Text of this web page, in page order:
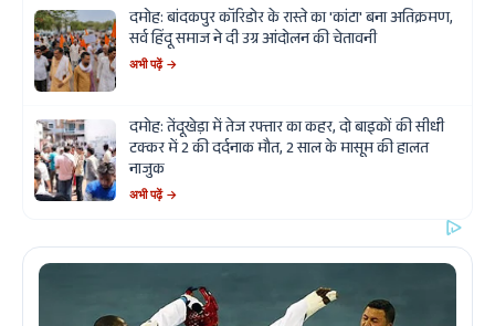
दमोह: बांदकपुर कॉरिडोर के रास्ते का 'कांटा' बना अतिक्रमण,
सर्व हिंदू समाज ने दी उग्र आंदोलन की चेतावनी
अभी पढ़ें →
दमोह: तेंदूखेड़ा में तेज रफ्तार का कहर, दो बाइकों की सीधी
टक्कर में 2 की दर्दनाक मौत, 2 साल के मासूम की हालत
नाजुक
अभी पढ़ें →